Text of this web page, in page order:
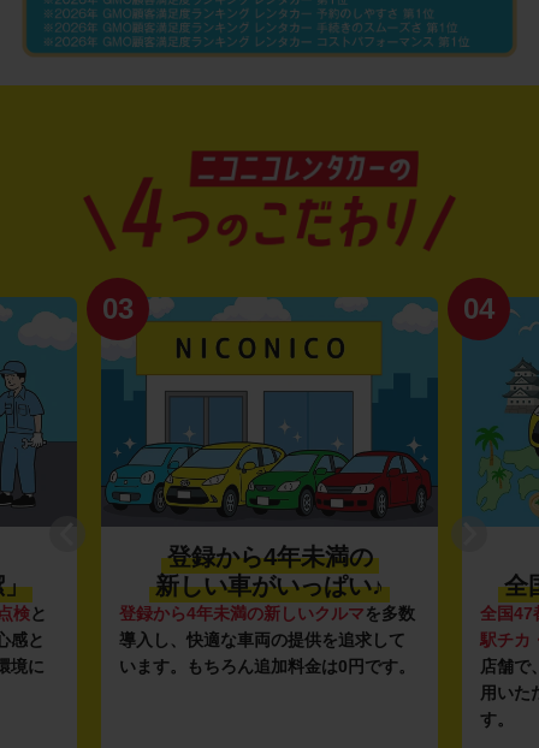
」
検と
感と
境に
03
登録から4年未満の
新しい車がいっぱい♪
登録から4年未満の新しいクルマを多数
導入し、快適な車両の提供を追求して
います。もちろん追加料金は0円です。
04
全
全国47
駅チカ
店舗で
用いた
す。